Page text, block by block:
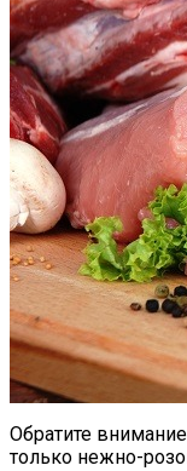
Обратите
только нежно-